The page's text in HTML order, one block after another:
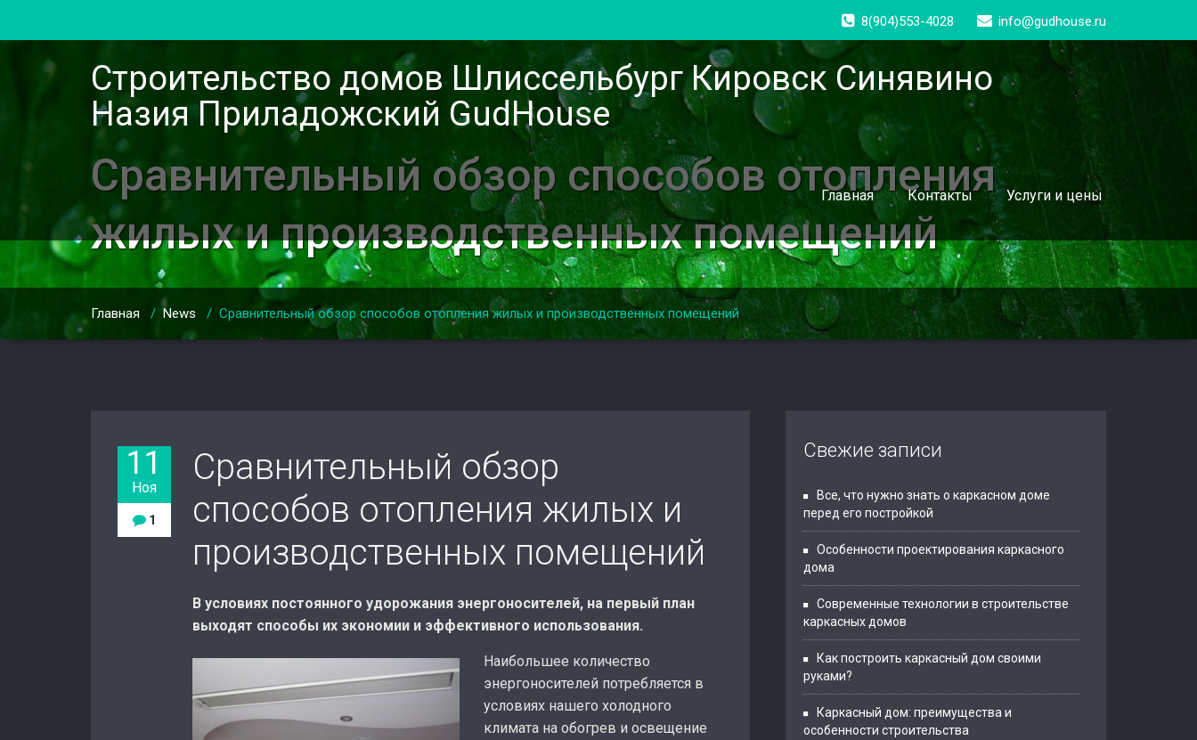
8(904)553-4028 info@gudhouse.ru
Строительство домов Шлиссельбург Кировск Синявино
Назия Приладожский GudHouse
Главная Контакты Услуги и цены
Сравнительный обзор способов отопления
жилых и производственных помещений
Главная /News / Сравнительный обзор способов отопления жилых и производственных помещений
11
Ноя
1
Сравнительный обзор
способов отопления жилых и
производственных помещений
В условиях постоянного удорожания энергоносителей, на первый план
выходят способы их экономии и эффективного использования.
Наибольшее количество
энергоносителей потребляется в
условиях нашего холодного
климата на обогрев и освещение
Свежие записи
Все, что нужно знать о каркасном доме
перед его постройкой
Особенности проектирования каркасного
дома
Современные технологии в строительстве
каркасных домов
Как построить каркасный дом своими
руками?
Каркасный дом: преимущества и
особенности строительства